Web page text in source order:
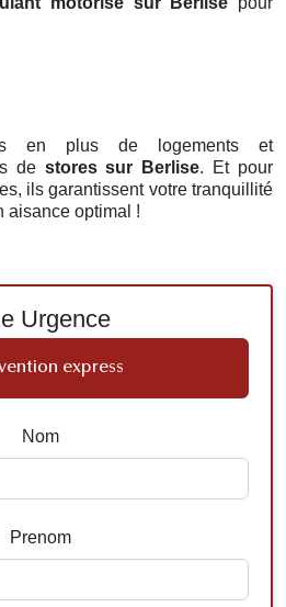
en plus de logements et
de stores sur Berlise. Et pour
ils garantissent votre tranquillité
aisance optimal !
Urgence
express
Nom
Prenom